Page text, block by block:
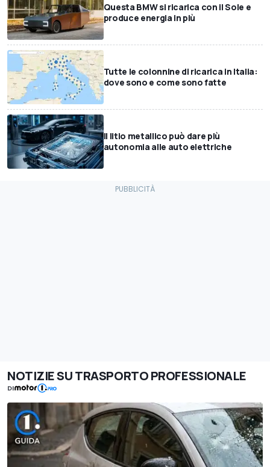
Questa BMW si ricarica con il Sole e
produce energia in più
Tutte le colonnine di ricarica in Italia:
dove sono e come sono fatte
Il litio metallico può dare più
autonomia alle auto elettriche
NOTIZIE SU TRASPORTO PROFESSIONALE
DI